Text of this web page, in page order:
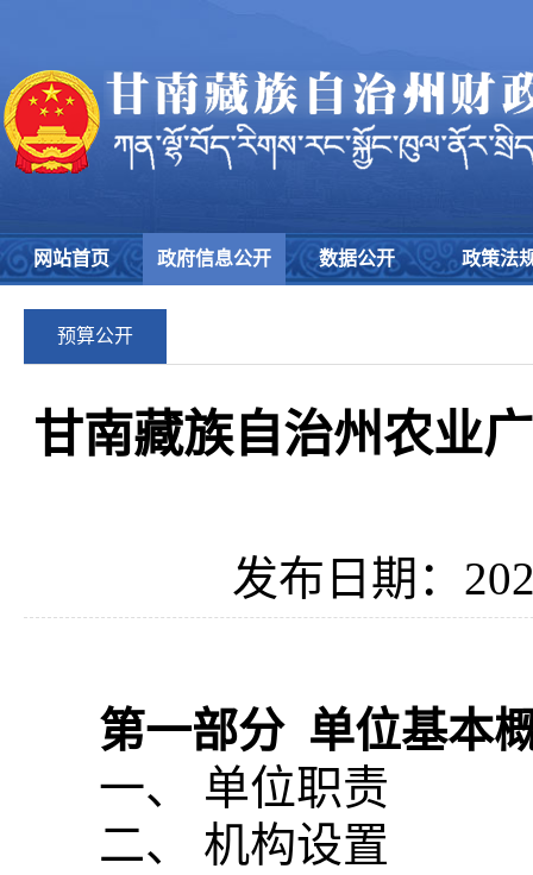
网站首页 政府信息公开 数据公开 政策法
预算公开
甘南藏族自治州农业
发布日期：
第一部分 单位基本
一、 单位职责
二、 机构设置